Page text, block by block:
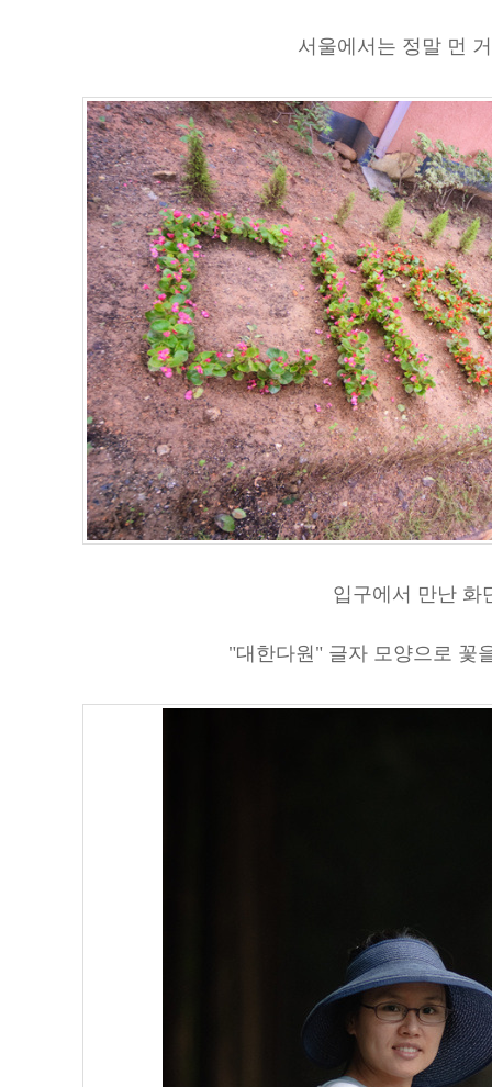
서울에서는 정말 먼
입구에서 만난 화
"대한다원" 글자 모양으로 꽃